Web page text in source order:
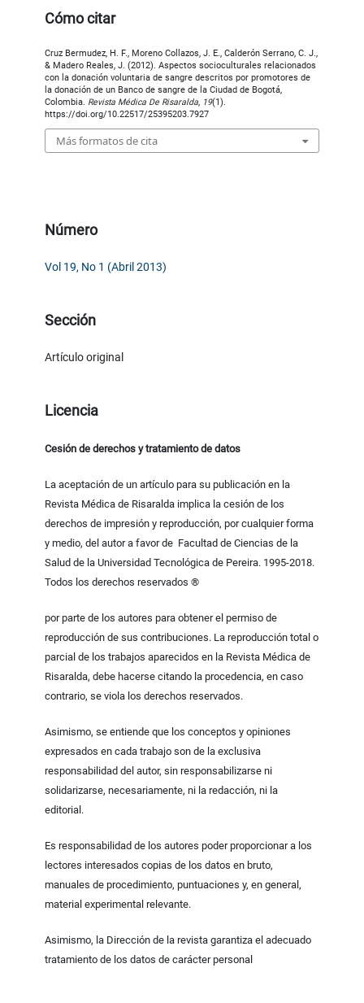
Cómo citar
Cruz Bermudez, H. F., Moreno Collazos, J. E., Calderón Serrano, C. J.,
& Madero Reales, J. (2012). Aspectos socioculturales relacionados
con la donación voluntaria de sangre descritos por promotores de
la donación de un Banco de sangre de la Ciudad de Bogotá,
Colombia. Revista Médica De Risaralda, 19(1).
https://doi.org/10.22517/25395203.7927
Más formatos de cita
Número
Vol 19, No 1 (Abril 2013)
Sección
Artículo original
Licencia
Cesión de derechos y tratamiento de datos
La aceptación de un artículo para su publicación en la
Revista Médica de Risaralda implica la cesión de los
derechos de impresión y reproducción, por cualquier forma
y medio, del autor a favor de Facultad de Ciencias de la
Salud de la Universidad Tecnológica de Pereira. 1995-2018.
Todos los derechos reservados ®
por parte de los autores para obtener el permiso de
reproducción de sus contribuciones. La reproducción total o
parcial de los trabajos aparecidos en la Revista Médica de
Risaralda, debe hacerse citando la procedencia, en caso
contrario, se viola los derechos reservados.
Asimismo, se entiende que los conceptos y opiniones
expresados en cada trabajo son de la exclusiva
responsabilidad del autor, sin responsabilizarse ni
solidarizarse, necesariamente, ni la redacción, ni la
editorial.
Es responsabilidad de los autores poder proporcionar a los
lectores interesados copias de los datos en bruto,
manuales de procedimiento, puntuaciones y, en general,
material experimental relevante.
Asimismo, la Dirección de la revista garantiza el adecuado
tratamiento de los datos de carácter personal